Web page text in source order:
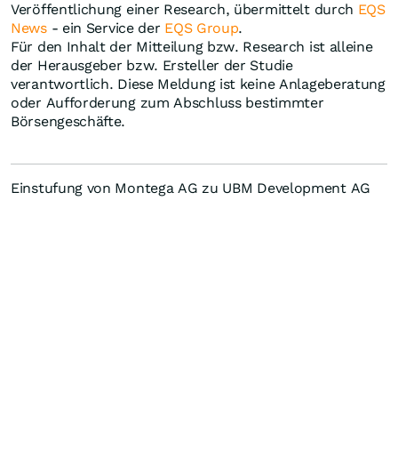
Veröffentlichung einer Research, übermittelt durch EQS
News- ein Service der EQS Group.
Für den Inhalt der Mitteilung bzw. Research ist alleine
der Herausgeber bzw. Ersteller der Studie
verantwortlich. Diese Meldung ist keine Anlageberatung
oder Aufforderung zum Abschluss bestimmter
Börsengeschäfte.
Einstufung von Montega AG zu UBM Development AG